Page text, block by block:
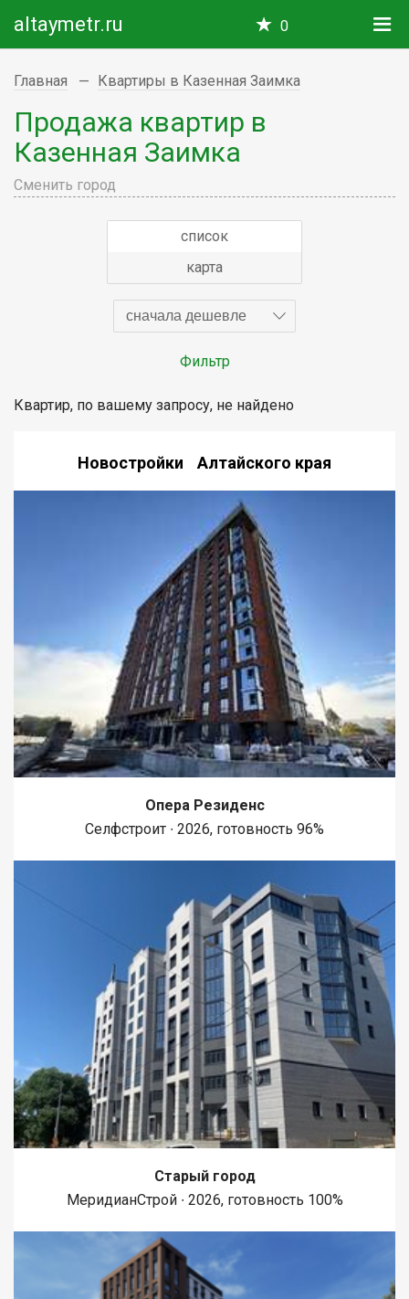
altaymetr.ru 0
Главная Квартиры в Казенная Заимка
Продажа квартир в
Казенная Заимка
Сменить город
список
карта
сначала дешевле
Фильтр
Квартир, по вашему запросу, не найдено
Новостройки Алтайского края
Опера Резиденс
Селфстроит ∙ 2026, готовность 96%
Старый город
МеридианСтрой ∙ 2026, готовность 100%